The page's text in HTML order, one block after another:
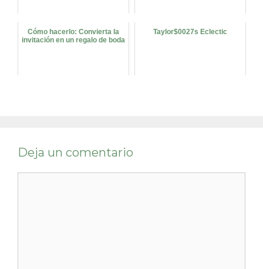
Cómo hacerlo: Convierta la
invitación en un regalo de boda
Taylor$0027s Eclectic
Deja un comentario